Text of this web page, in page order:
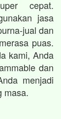
cepat.
jasa
jual dan
puas.
kami, Anda
dan
menjadi
masa.